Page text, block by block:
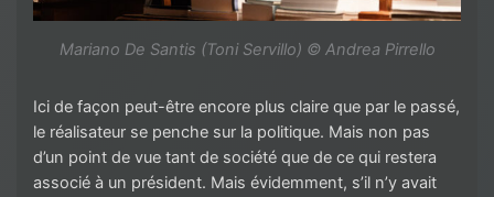
Mariano De Santis (Toni Servillo) © Andrea Pirrello
Ici de façon peut-être encore plus claire que par le passé,
le réalisateur se penche sur la politique. Mais non pas
d’un point de vue tant de société que de ce qui restera
associé à un président. Mais évidemment, s’il n’y avait